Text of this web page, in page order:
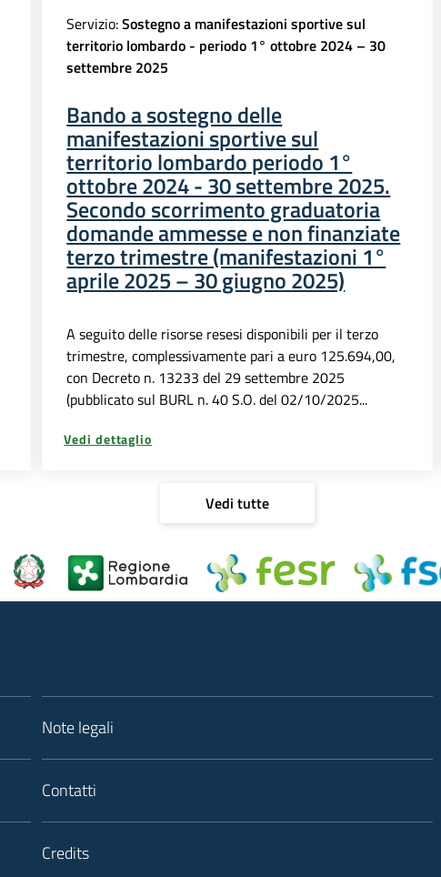
Servizio:Sostegno a manifestazioni sportive sul
territorio lombardo - periodo 1° ottobre 2024 – 30
settembre 2025
Bando a sostegno delle
manifestazioni sportive sul
territorio lombardo periodo 1°
ottobre 2024 - 30 settembre 2025.
Secondo scorrimento graduatoria
domande ammesse e non finanziate
terzo trimestre (manifestazioni 1°
aprile 2025 – 30 giugno 2025)
A seguito delle risorse resesi disponibili per il terzo
trimestre, complessivamente pari a euro 125.694,00,
con Decreto n. 13233 del 29 settembre 2025
(pubblicato sul BURL n. 40 S.O. del 02/10/2025...
Vedi dettaglio
Vedi tutte
Note legali
Contatti
Credits